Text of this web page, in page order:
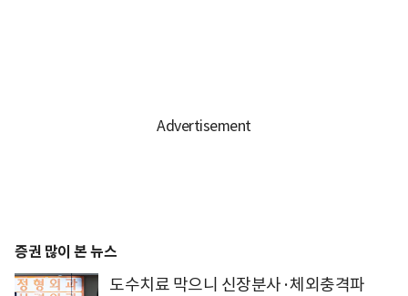
증권 많이 본 뉴스
도수치료 막으니 신장분사·체외충격파